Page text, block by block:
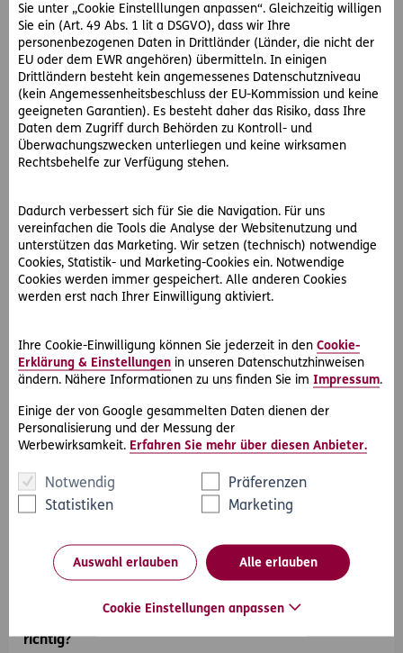
Sie unter „Cookie Einstelllungen anpassen“. Gleichzeitig willigen
Sie ein (Art. 49 Abs. 1 lit a DSGVO), dass wir Ihre
personenbezogenen Daten in Drittländer (Länder, die nicht der
EU oder dem EWR angehören) übermitteln. In einigen
Drittländern besteht kein angemessenes Datenschutzniveau
(kein Angemessenheitsbeschluss der EU-Kommission und keine
geeigneten Garantien). Es besteht daher das Risiko, dass Ihre
Daten dem Zugriff durch Behörden zu Kontroll- und
Überwachungszwecken unterliegen und keine wirksamen
Rechtsbehelfe zur Verfügung stehen.
Dadurch verbessert sich für Sie die Navigation. Für uns
vereinfachen die Tools die Analyse der Websitenutzung und
unterstützen das Marketing. Wir setzen (technisch) notwendige
Cookies, Statistik- und Marketing-Cookies ein. Notwendige
Cookies werden immer gespeichert. Alle anderen Cookies
werden erst nach Ihrer Einwilligung aktiviert.
Ihre Cookie-Einwilligung können Sie jederzeit in den Cookie-
Erklärung & Einstellungen in unseren Datenschutzhinweisen
ändern. Nähere Informationen zu uns finden Sie im Impressum.
Einige der von Google gesammelten Daten dienen der
Personalisierung und der Messung der
Werbewirksamkeit. Erfahren Sie mehr über diesen Anbieter.
Notwendig
Präferenzen
Statistiken
Marketing
Auswahl erlauben Alle erlauben
Cookie Einstellungen anpassen
#Rechtsfälle
Unterlassungsklage wegen Grillfeier! Was nun?
Wegen einer Grillfeier wird Frau R. von ihren Nachbarn
angezeigt. Erfahren Sie, wie spezialisierte Juristen die Klage
abwehren konnten.
#Auto
Autounfall – was tun und wie verhalte ich mich
richtig?